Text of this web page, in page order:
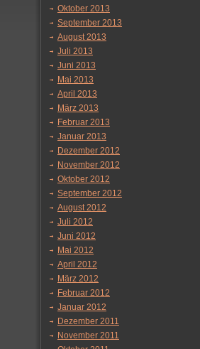
Oktober 2013
September 2013
August 2013
Juli 2013
Juni 2013
Mai 2013
April 2013
März 2013
Februar 2013
Januar 2013
Dezember 2012
November 2012
Oktober 2012
September 2012
August 2012
Juli 2012
Juni 2012
Mai 2012
April 2012
März 2012
Februar 2012
Januar 2012
Dezember 2011
November 2011